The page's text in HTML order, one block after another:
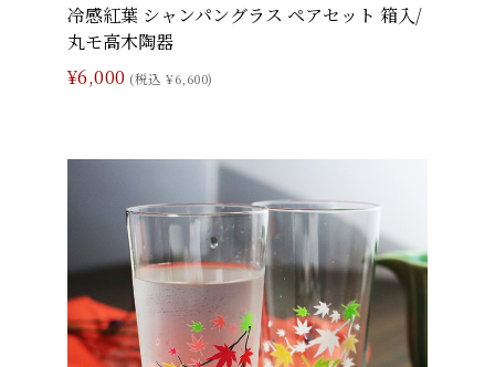
冷感紅葉 シャンパングラス ペアセット 箱入/
丸モ高木陶器
¥6,000 (税込 ¥6,600)